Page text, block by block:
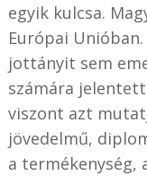
egyik kulcsa.
Európai
jottányit sem
számára
viszont azt
jövedelmű,
a termékenység,